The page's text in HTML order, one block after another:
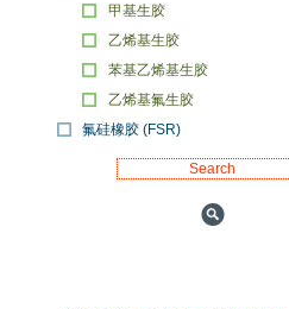
甲基生胶
乙烯基生胶
苯基乙烯基生胶
乙烯基氟生胶
氟硅橡胶 (FSR)